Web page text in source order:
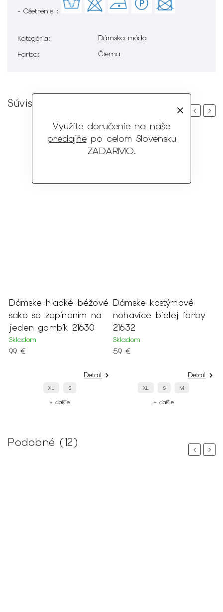
Využite doručenie na naše
predajňepo celom Slovensku
ZADARMO.
- Ošetrenie :
Kategória:
Dámska móda
Farba: Čierna
Súvisiaci tovar
Previous
Dámske hladké béžové
sako so zapínaním na
jeden gombík 21630
Skladom
99 €
Detail
XL S
+ ďalšie
Dámske kostýmové
nohavice bielej farby
21632
Skladom
59 €
Detail
XL S M
+ ďalšie
Next
Podobné (12)
PreviousNext